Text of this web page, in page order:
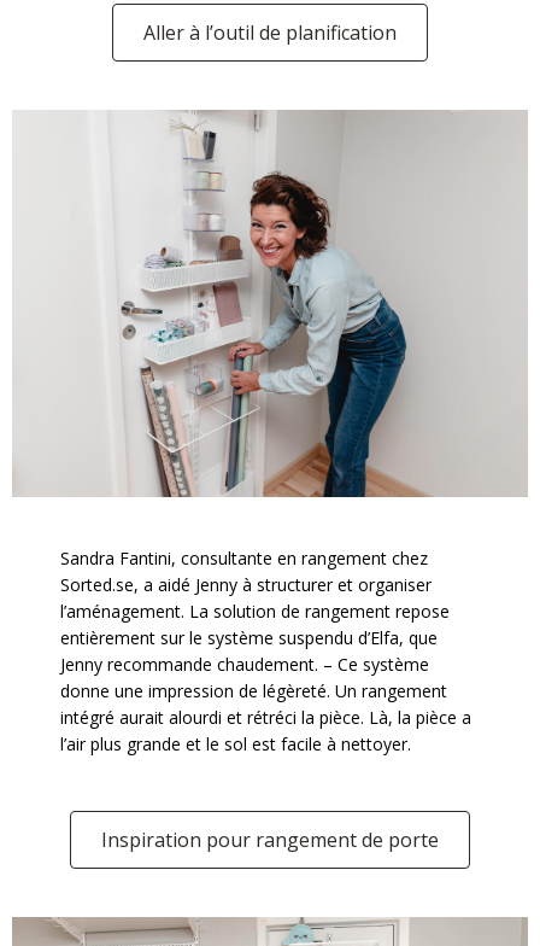
Aller à l’outil de planification
Sandra Fantini, consultante en rangement chez
Sorted.se, a aidé Jenny à structurer et organiser
l’aménagement. La solution de rangement repose
entièrement sur le système suspendu d’Elfa, que
Jenny recommande chaudement. – Ce système
donne une impression de légèreté. Un rangement
intégré aurait alourdi et rétréci la pièce. Là, la pièce a
l’air plus grande et le sol est facile à nettoyer.
Inspiration pour rangement de porte